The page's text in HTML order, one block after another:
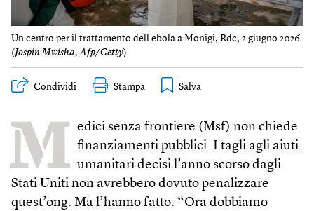
Un centro per il trattamento dell’ebola a Monigi, Rdc, 2 giugno 2026
(Jospin Mwisha, Afp/Getty)
Condividi Stampa
M edici senza frontiere (Msf) non chiede
finanziamenti pubblici. I tagli agli aiuti
umanitari decisi l’anno scorso dagli
Stati Uniti non avrebbero dovuto penalizzare
quest’ong. Ma l’hanno fatto. “Ora dobbiamo